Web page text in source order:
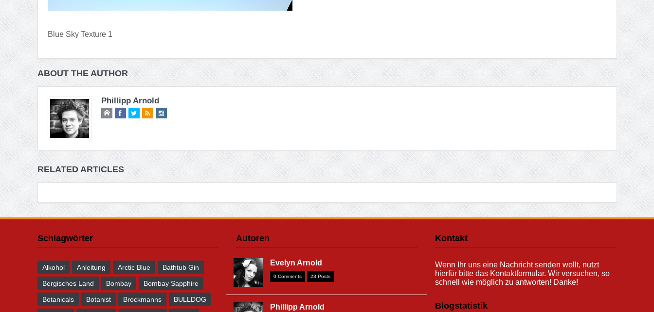
Blue Sky Texture 1
ABOUT THE AUTHOR
Phillipp Arnold
RELATED ARTICLES
Schlagwörter
Alkohol Anleitung Arctic Blue Bathtub Gin
Bergisches Land Bombay Bombay Sapphire
Botanicals Botanist Brockmanns BULLDOG
Autoren
Evelyn Arnold
0 Comments 23 Posts
Phillipp Arnold
Kontakt
Wenn Ihr uns eine Nachricht senden wollt, nutzt
hierfür bitte das Kontaktformular. Wir versuchen, so
schnell wie möglich zu antworten! Danke!
Blogstatistik